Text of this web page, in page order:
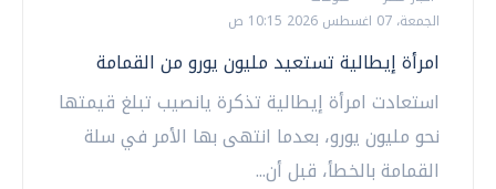
الجمعة، 07 اغسطس 2026 10:15 ص
امرأة إيطالية تستعيد مليون يورو من القمامة
استعادت امرأة إيطالية تذكرة يانصيب تبلغ قيمتها
نحو مليون يورو، بعدما انتهى بها الأمر في سلة
القمامة بالخطأ، قبل أن...